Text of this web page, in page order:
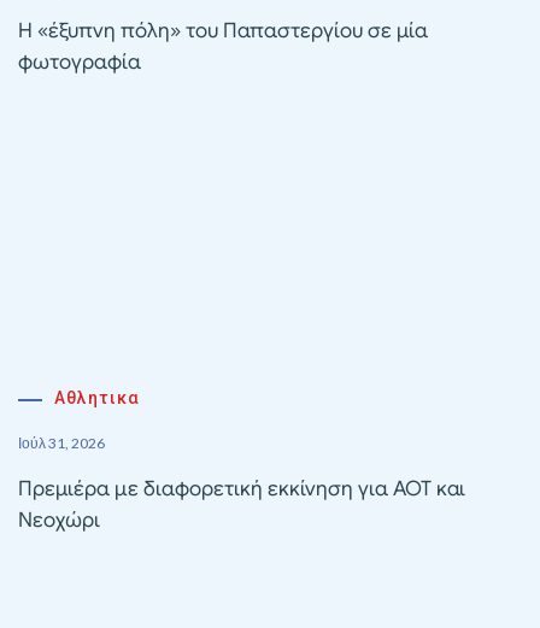
Η «έξυπνη πόλη» του Παπαστεργίου σε μία
φωτογραφία
Αθλητικα
Ιούλ 31, 2026
Πρεμιέρα με διαφορετική εκκίνηση για ΑΟΤ και
Νεοχώρι